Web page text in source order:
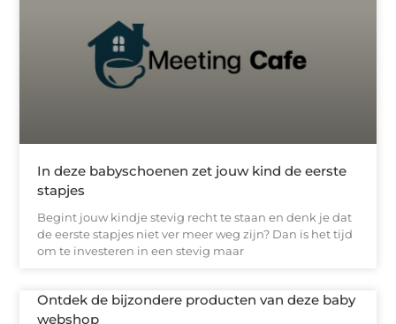
In deze babyschoenen zet jouw kind de eerste
stapjes
Begint jouw kindje stevig recht te staan en denk je dat
de eerste stapjes niet ver meer weg zijn? Dan is het tijd
om te investeren in een stevig maar
Ontdek de bijzondere producten van deze baby
webshop